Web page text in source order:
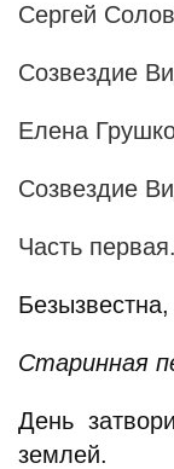
Сергей
Созвездие
Елена
Созвездие
Часть
Старинная
День
землей.